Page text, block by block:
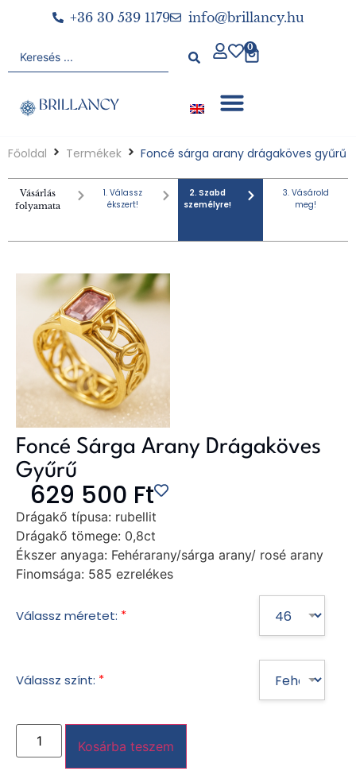
+36 30 539 1179 info@brillancy.hu
0
Főoldal Termékek Foncé sárga arany drágaköves gyűrű
Vásárlás
folyamata
1. Válassz
ékszert!
2. Szabd
személyre!
3. Vásárold
meg!
Foncé Sárga Arany Drágaköves
Gyűrű
629 500 Ft
Drágakő típusa: rubellit
Drágakő tömege: 0,8ct
Ékszer anyaga: Fehérarany/sárga arany/ rosé arany
Finomsága: 585 ezrelékes
Válassz méretet: *
Válassz színt: *
Kosárba teszem